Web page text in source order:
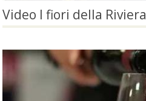
Video I fiori della Riviera